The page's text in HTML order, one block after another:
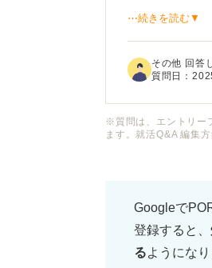
⋯続きを読む▼
その他 回答
質問日：
※質問は、エントリー
ます。就活Q&A 編集方
Googleで
登録すると、
るようにな